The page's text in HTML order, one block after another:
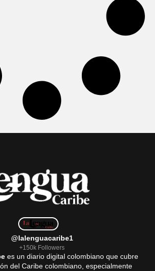
@lalenguacaribe1
+150k Followers
es un diario digital colombiano que cubre
del Caribe colombiano, especialmente